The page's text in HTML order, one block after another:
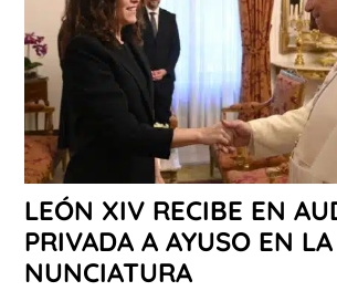
LEÓN XIV RECIBE EN
PRIVADA A AYUSO EN LA
NUNCIATURA